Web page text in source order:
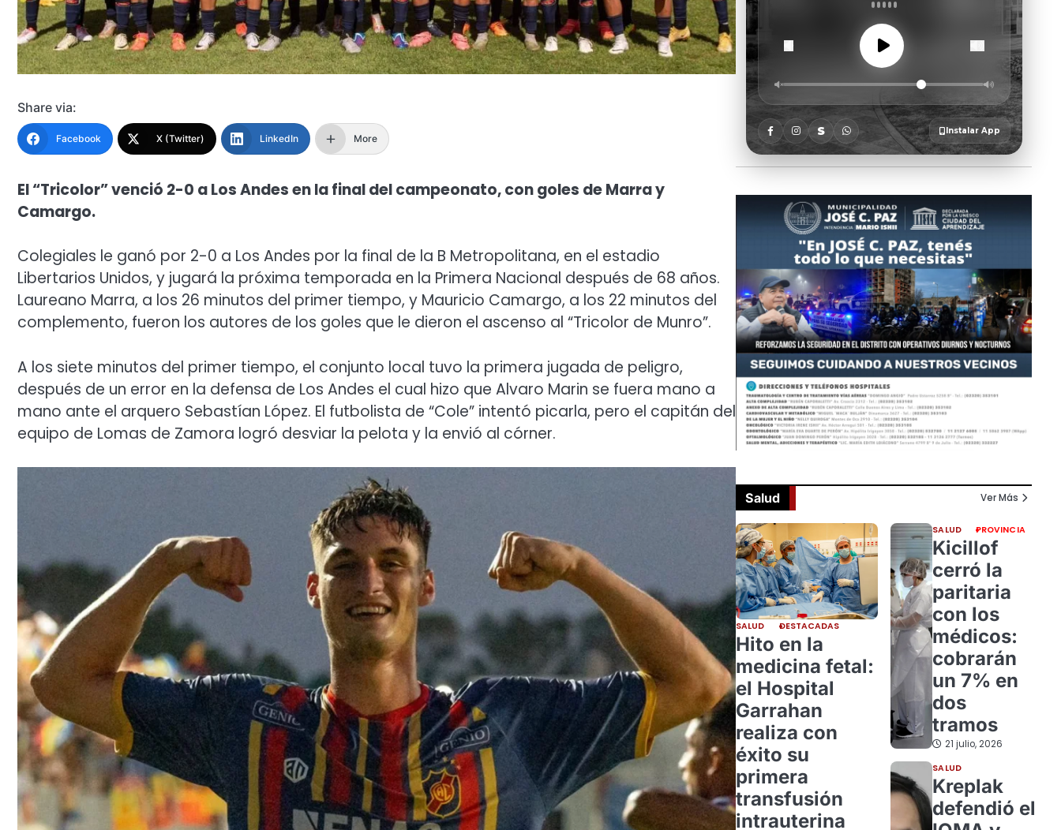
Share via:
Facebook X (Twitter) LinkedIn More
El “Tricolor” venció 2-0 a Los Andes en la final del campeonato, con goles de Marra y
Camargo.
Colegiales le ganó por 2-0 a Los Andes por la final de la B Metropolitana, en el estadio
Libertarios Unidos, y jugará la próxima temporada en la Primera Nacional después de 68 años.
Laureano Marra, a los 26 minutos del primer tiempo, y Mauricio Camargo, a los 22 minutos del
complemento, fueron los autores de los goles que le dieron el ascenso al “Tricolor de Munro”.
A los siete minutos del primer tiempo, el conjunto local tuvo la primera jugada de peligro,
después de un error en la defensa de Los Andes el cual hizo que Alvaro Marin se fuera mano a
mano ante el arquero Sebastían López. El futbolista de “Cole” intentó picarla, pero el capitán del
equipo de Lomas de Zamora logró desviar la pelota y la envió al córner.
Salud Ver Más
SALUD DESTACADAS
Hito en la
medicina fetal:
el Hospital
Garrahan
realiza con
éxito su
primera
transfusión
intrauterina
SALUD PROVINCIA
Kicillof
cerró la
paritaria
con los
médicos:
cobrarán
un 7% en
dos
tramos
21 julio, 2026
SALUD
Kreplak
defendió el